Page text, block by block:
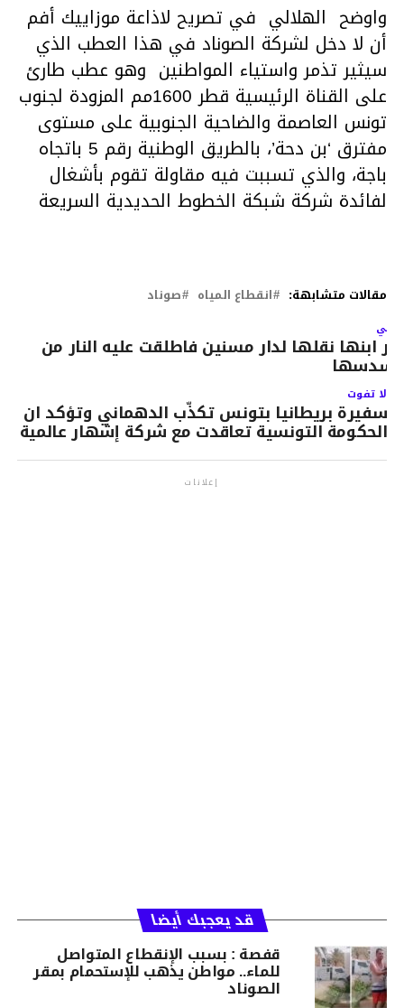
واوضح الهلالي في تصريح لاذاعة موزاييك أفم
أن لا دخل لشركة الصوناد في هذا العطب الذي
سيثير تذمر واستياء المواطنين وهو عطب طارئ
على القناة الرئيسية قطر 1600مم المزودة لجنوب
تونس العاصمة والضاحية الجنوبية على مستوى
مفترق ‘بن دحة’، بالطريق الوطنية رقم 5 باتجاه
باجة، والذي تسببت فيه مقاولة تقوم بأشغال
لفائدة شركة شبكة الخطوط الحديدية السريعة
مقالات متشابهة: انقطاع المياه صوناد
ابنها نقلها لدار مسنين فاطلقت عليه النار من
لا تفوت
سفيرة بريطانيا بتونس تكذّب الدهماني وتؤكد ان
الحكومة التونسية تعاقدت مع شركة إشهار عالمية
إعلانات
قد يعجبك أيضا
قفصة : بسبب الإنقطاع المتواصل
للماء.. مواطن يذهب للإستحمام بمقر
الصوناد